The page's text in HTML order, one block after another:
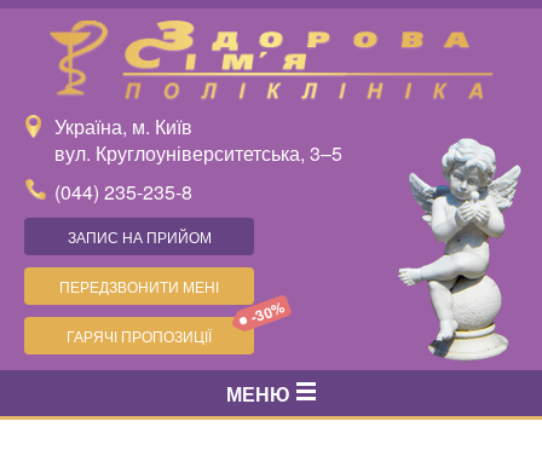
Україна, м. Київ
вул. Круглоуніверситетська, 3–5
(044) 235-235-8
ЗАПИС НА ПРИЙОМ
ПЕРЕДЗВОНИТИ МЕНІ
ГАРЯЧІ ПРОПОЗИЦІЇ
-30%
МЕНЮ